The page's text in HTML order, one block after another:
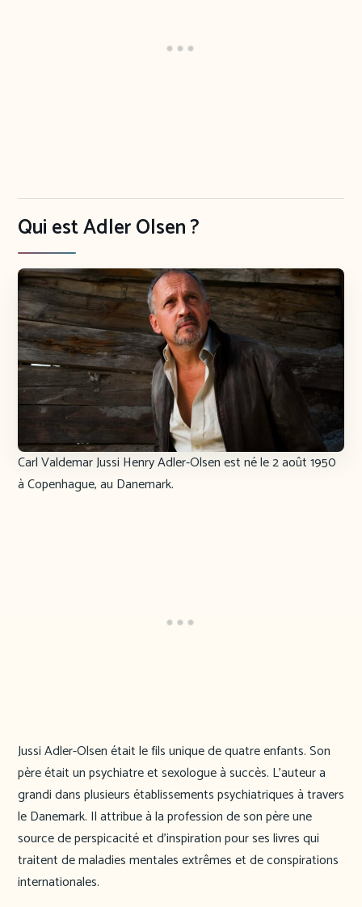
Qui est Adler Olsen ?
Carl Valdemar Jussi Henry Adler-Olsen est né le 2 août 1950
à Copenhague, au Danemark.
Jussi Adler-Olsen était le fils unique de quatre enfants. Son
père était un psychiatre et sexologue à succès. L’auteur a
grandi dans plusieurs établissements psychiatriques à travers
le Danemark. Il attribue à la profession de son père une
source de perspicacité et d’inspiration pour ses livres qui
traitent de maladies mentales extrêmes et de conspirations
internationales.